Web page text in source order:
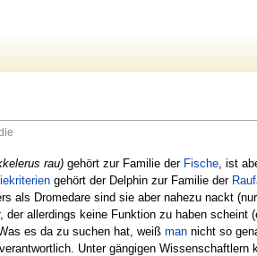
rau) gehört zur Familie der Fische , ist
gehört der Delphin zur Familie der
als Dromedare sind sie aber nahezu nackt
, der allerdings keine Funktion zu haben scheint
es da zu suchen hat, weiß man nicht so
Unter gängigen Wissenschaftlern